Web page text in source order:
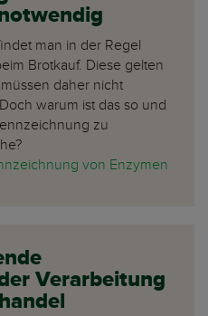
man in der Regel
Brotkauf. Diese gelten
daher nicht
warum ist das so und
zu
von Enzymen
Verarbeitung